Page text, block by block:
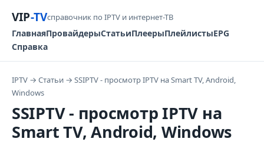
VIP-TVсправочник по IPTV и интернет-ТВ
ГлавнаяПровайдерыСтатьиПлеерыПлейлистыEPG
Справка
IPTV → Статьи → SSIPTV - просмотр IPTV на Smart TV, Android,
Windows
SSIPTV - просмотр IPTV на
Smart TV, Android, Windows